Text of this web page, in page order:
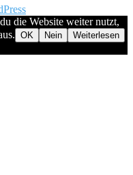
die Website weiter nutzt,
OK Nein Weiterlesen